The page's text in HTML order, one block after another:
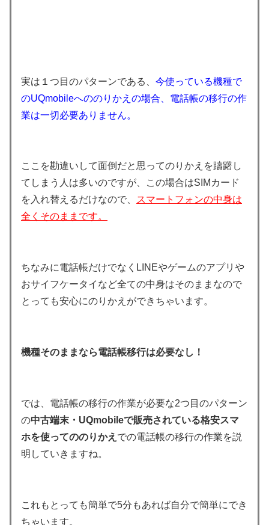
実は１つ目のパターンである、 今使っている機種で
のUQmobileへののりかえの場合、電話帳の移行の作
業は一切必要ありません。
ここを勘違いして面倒だと思ってのりかえを躊躇し
てしまう人は多いのですが、この場合はSIMカード
を入れ替えるだけなので、 スマートフォンの中身は
全くそのままです。
ちなみに電話帳だけでなくLINEやゲームのアプリや
おサイフケータイなど全ての中身はそのままなので
とっても安心にのりかえができちゃいます。
機種そのままなら電話帳移行は必要なし！
では、電話帳の移行の作業が必要な2つ目のパターン
の中古端末・UQmobileで販売されている格安スマ
ホを使ってののりかえ での電話帳の移行の作業を説
明していきますね。
これもとっても簡単で5分もあれば自分で簡単にでき
ちゃいます。